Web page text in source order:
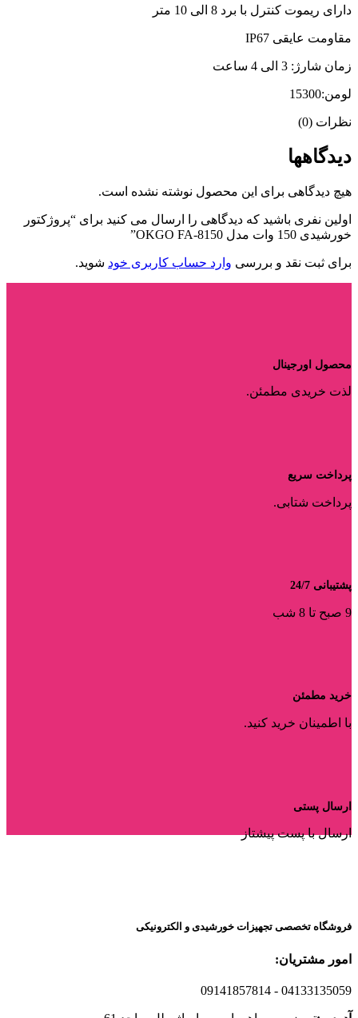
دارای ریموت کنترل با برد 8 الی 10 متر
مقاومت عایقی IP67
زمان شارژ: 3 الی 4 ساعت
لومن:15300
نظرات (0)
دیدگاهها
هیچ دیدگاهی برای این محصول نوشته نشده است.
اولین نفری باشید که دیدگاهی را ارسال می کنید برای “پروژکتور
خورشیدی 150 وات مدل OKGO FA-8150”
برای ثبت نقد و بررسی وارد حساب کاربری خود شوید.
محصول اورجینال
لذت خریدی مطمئن.
پرداخت سریع
پرداخت شتابی.
پشتیبانی 24/7
9 صبح تا 8 شب
خرید مطمئن
با اطمینان خرید کنید.
ارسال پستی
ارسال با پست پیشتاز
فروشگاه تخصصی تجهیزات خورشیدی و الکترونیکی
امور مشتریان:
- 04133135059
09141857814